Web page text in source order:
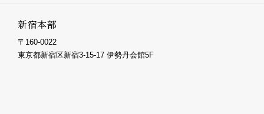
新宿本部
〒160-0022
東京都新宿区新宿3-15-17 伊勢丹会館5F